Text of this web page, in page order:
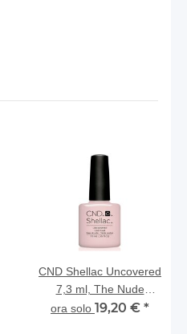
CND Shellac Uncovered
7,3 ml, The Nude
Collection
ora solo 19,20 € *